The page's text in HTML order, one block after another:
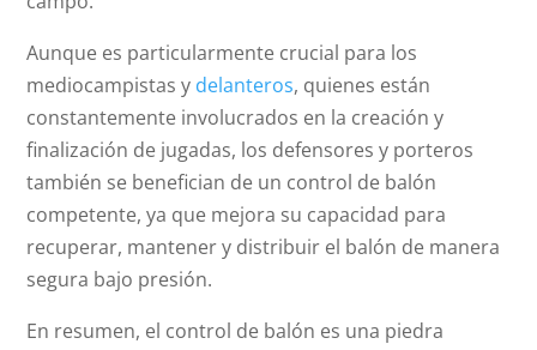
Aunque es particularmente crucial para los
mediocampistas y delanteros, quienes están
constantemente involucrados en la creación y
finalización de jugadas, los defensores y porteros
también se benefician de un control de balón
competente, ya que mejora su capacidad para
recuperar, mantener y distribuir el balón de manera
segura bajo presión.
En resumen, el control de balón es una piedra